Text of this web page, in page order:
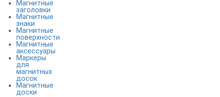
Магнитные
заголовки
Магнитные
знаки
Магнитные
поверхности
Магнитные
аксессуары
Маркеры
для
магнитных
досок
Магнитные
доски